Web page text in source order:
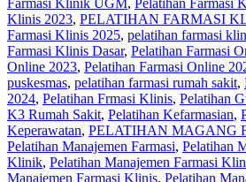
Klinis 2023, PELATIHAN FARMASI
Farmasi Klinis 2025, pelatihan farmasi
Farmasi Klinis Dasar, Pelatihan Farmasi
Online 2023, Pelatihan Farmasi Online
puskesmas, pelatihan farmasi rumah sakit,
2024, Pelatihan Frmasi Klinis, Pelatihan
K3 Rumah Sakit, Pelatihan Kefarmasian,
Keperawatan, PELATIHAN MAGANG
Pelatihan Manajemen Farmasi, Pelatihan
Klinik, Pelatihan Manajemen Farmasi
Manajemen Farmasi Klinis, Pelatihan